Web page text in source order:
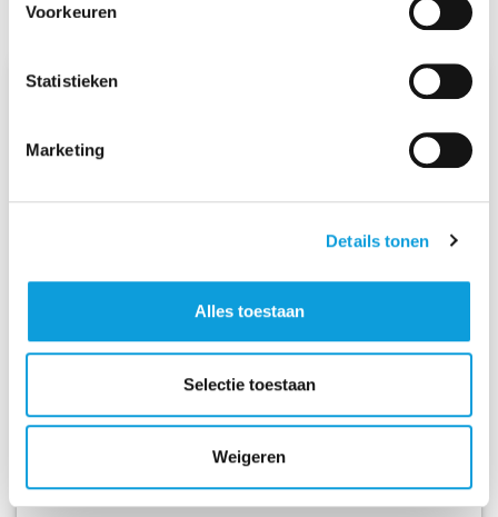
Voorkeuren
Statistieken
Marketing
Details tonen
Alles toestaan
Selectie toestaan
Weigeren
Room 2/3